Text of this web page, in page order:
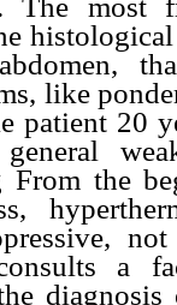
most
like
patient 20
the
a
diagnosis